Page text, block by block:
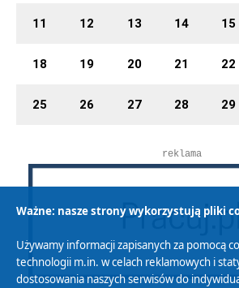
11 12 13 14 15
18 19 20 21 22
25 26 27 28 29
reklama
Ważne: nasze strony wykorzystują pliki
Używamy informacji zapisanych za pomocą
technologii m.in. w celach reklamowych i
dostosowania naszych serwisów do